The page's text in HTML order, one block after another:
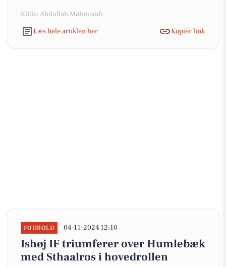
Kilde: Abdullah Mahmoudi
Læs hele artiklen her
Kopiér link
FODBOLD 04-11-2024 12:10
Ishøj IF triumferer over Humlebæk
med Sthaalros i hovedrollen